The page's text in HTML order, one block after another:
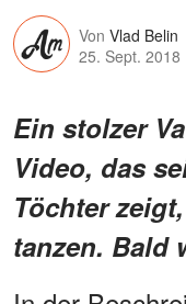
Von Vlad Belin
25. Sept. 2018
Ein stolzer
Video, das
Töchter
tanzen. Bald